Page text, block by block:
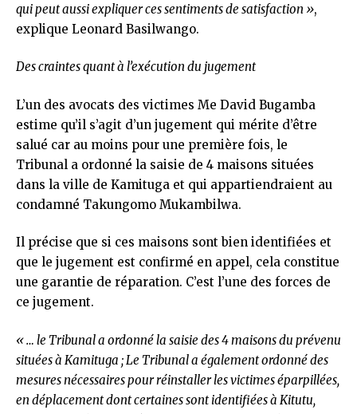
qui peut aussi expliquer ces sentiments de satisfaction »,
explique Leonard Basilwango.
Des craintes quant à l’exécution du jugement
L’un des avocats des victimes Me David Bugamba
estime qu’il s’agit d’un jugement qui mérite d’être
salué car au moins pour une première fois, le
Tribunal a ordonné la saisie de 4 maisons situées
dans la ville de Kamituga et qui appartiendraient au
condamné Takungomo Mukambilwa.
Il précise que si ces maisons sont bien identifiées et
que le jugement est confirmé en appel, cela constitue
une garantie de réparation. C’est l’une des forces de
ce jugement.
« … le Tribunal a ordonné la saisie des 4 maisons du prévenu
situées à Kamituga ; Le Tribunal a également ordonné des
mesures nécessaires pour réinstaller les victimes éparpillées,
en déplacement dont certaines sont identifiées à Kitutu,